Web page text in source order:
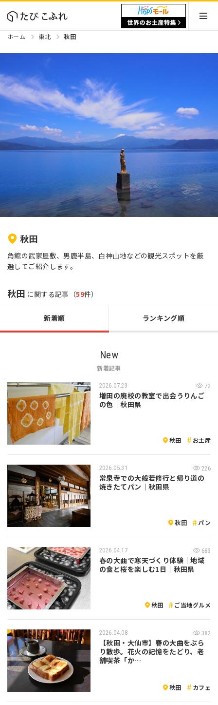
ホーム 東北 秋田
秋田
角館の武家屋敷、男鹿半島、白神山地などの観光スポットを厳
選してご紹介します。
秋田 に関する記事（59件）
新着順 ランキング順
New
新着記事
2026.07.23 72
増田の廃校の教室で出会うりんご
の色｜秋田県
秋田 お土産
2026.05.31 226
常泉寺での大般若修行と帰り道の
焼きたてパン｜秋田県
秋田 パン
2026.04.17 683
春の大曲で寒天づくり体験｜地域
の食と桜を楽しむ1日｜秋田県
秋田 ご当地グルメ
2026.04.08 382
【秋田・大仙市】春の大曲をぶら
り散歩。花火の記憶をたどり、老
舗喫茶「か…
秋田 カフェ